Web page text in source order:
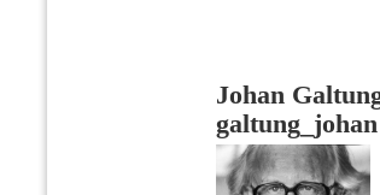
Johan
galtung_johan